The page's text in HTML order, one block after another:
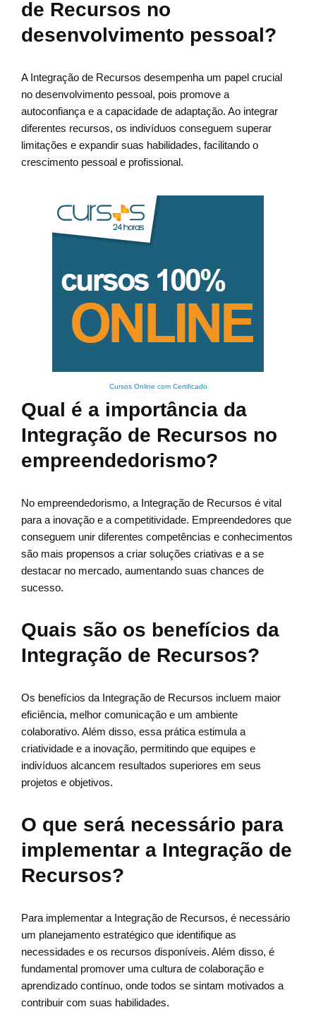
de Recursos no
desenvolvimento pessoal?
A Integração de Recursos desempenha um papel crucial
no desenvolvimento pessoal, pois promove a
autoconfiança e a capacidade de adaptação. Ao integrar
diferentes recursos, os indivíduos conseguem superar
limitações e expandir suas habilidades, facilitando o
crescimento pessoal e profissional.
Cursos Online com Certificado
Qual é a importância da
Integração de Recursos no
empreendedorismo?
No empreendedorismo, a Integração de Recursos é vital
para a inovação e a competitividade. Empreendedores que
conseguem unir diferentes competências e conhecimentos
são mais propensos a criar soluções criativas e a se
destacar no mercado, aumentando suas chances de
sucesso.
Quais são os benefícios da
Integração de Recursos?
Os benefícios da Integração de Recursos incluem maior
eficiência, melhor comunicação e um ambiente
colaborativo. Além disso, essa prática estimula a
criatividade e a inovação, permitindo que equipes e
indivíduos alcancem resultados superiores em seus
projetos e objetivos.
O que será necessário para
implementar a Integração de
Recursos?
Para implementar a Integração de Recursos, é necessário
um planejamento estratégico que identifique as
necessidades e os recursos disponíveis. Além disso, é
fundamental promover uma cultura de colaboração e
aprendizado contínuo, onde todos se sintam motivados a
contribuir com suas habilidades.